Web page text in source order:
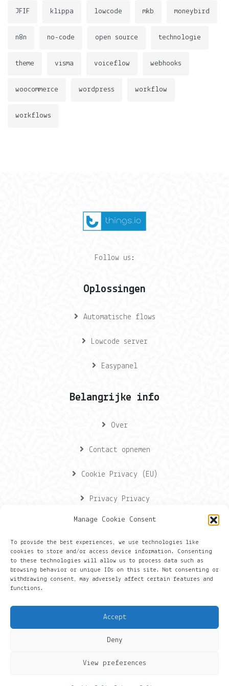
Manage Cookie Consent
To provide the best experiences, we use technologies like
cookies to store and/or access device information. Consenting
to these technologies will allow us to process data such as
browsing behavior or unique IDs on this site. Not consenting or
withdrawing consent, may adversely affect certain features and
functions.
Accept
Deny
View preferences
JFIF klippa lowcode mkb moneybird
n8n no-code open source technologie
theme visma voiceflow webhooks
woocommerce wordpress workflow
workflows
Follow us:
Oplossingen
Automatische flows
Lowcode server
Easypanel
Belangrijke info
Over
Contact opnemen
Cookie Privacy (EU)
Privacy Privacy
Onze gegevens
hans@things.io